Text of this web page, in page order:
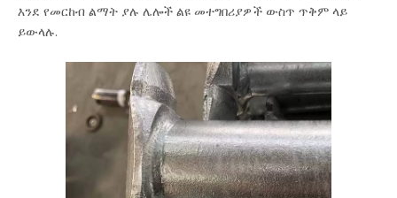
እንደ የመርከብ ልማት ያሉ ሌሎች ልዩ መተግበሪያዎች ውስጥ ጥቅም ላይ
ይውላሉ.